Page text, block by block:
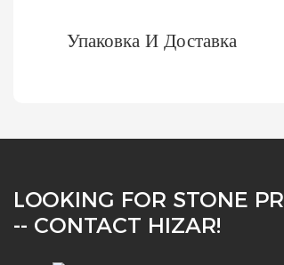
Упаковка И Доставка
LOOKING FOR STONE
-- CONTACT HIZAR!